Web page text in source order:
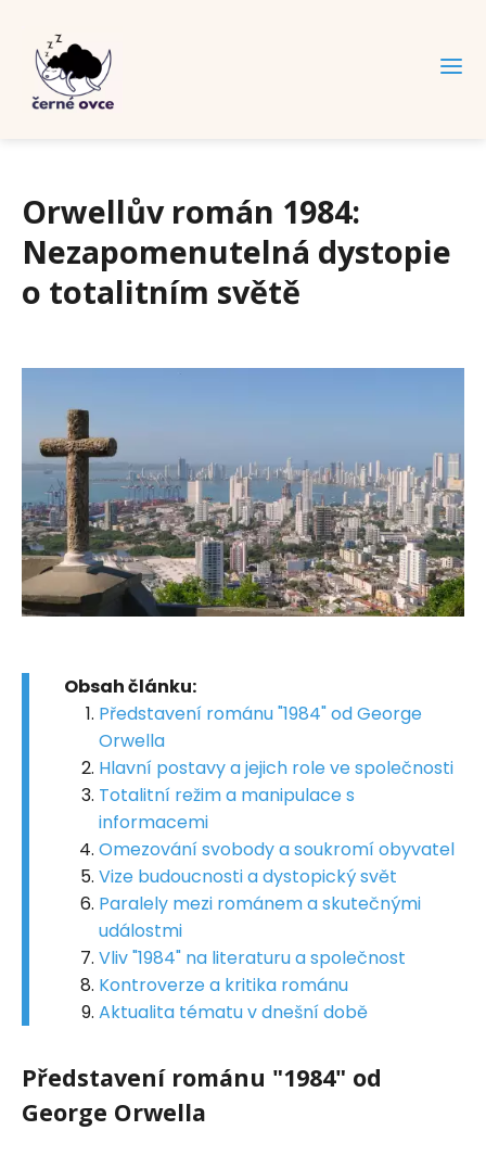
Orwellův román 1984:
Nezapomenutelná dystopie
o totalitním světě
Obsah článku:
Představení románu "1984" od George
Orwella
Hlavní postavy a jejich role ve společnosti
Totalitní režim a manipulace s
informacemi
Omezování svobody a soukromí obyvatel
Vize budoucnosti a dystopický svět
Paralely mezi románem a skutečnými
událostmi
Vliv "1984" na literaturu a společnost
Kontroverze a kritika románu
Aktualita tématu v dnešní době
Představení románu "1984" od
George Orwella